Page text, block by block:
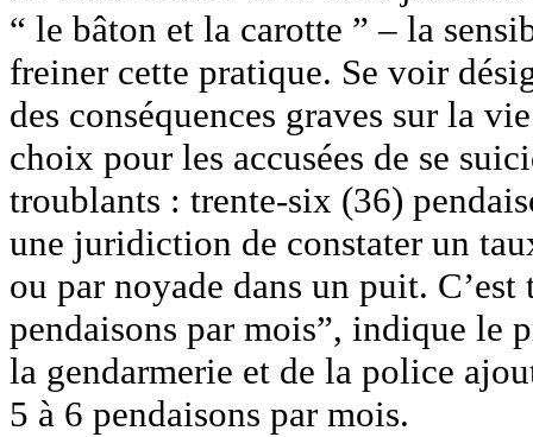
“ le bâton et la carotte ” – la
freiner cette pratique. Se voir
des conséquences graves sur la
choix pour les accusées de se
troublants : trente-six (36)
une juridiction de constater un
ou par noyade dans un puit.
pendaisons par mois”, indique le
la gendarmerie et de la police
5 à 6 pendaisons par mois.